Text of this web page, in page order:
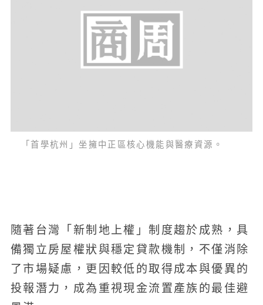
「首學杭州」坐擁中正區核心機能與醫療資源。
隨著台灣「新制地上權」制度趨於成熟，具
備獨立房屋權狀與穩定貸款機制，不僅消除
了市場疑慮，更因較低的取得成本與優異的
投報潛力，成為重視現金流置產族的最佳避